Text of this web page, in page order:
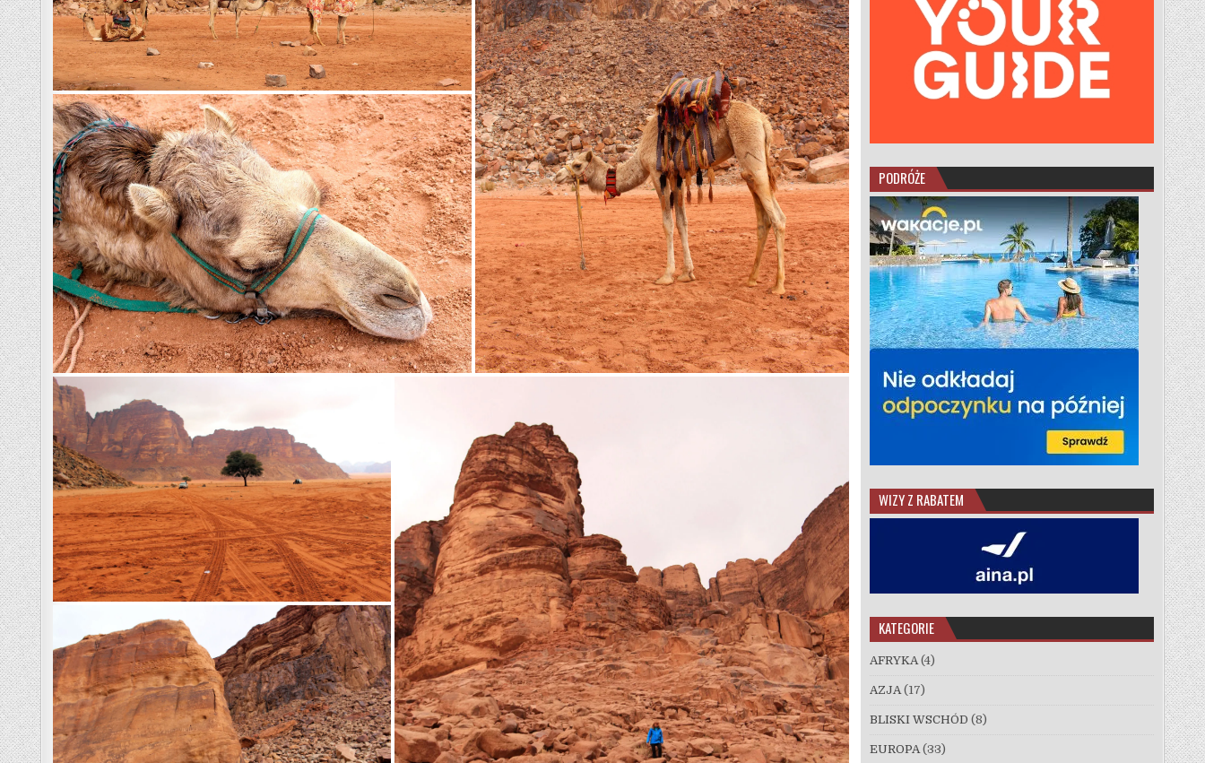
PODRÓŻE
WIZY Z RABATEM
KATEGORIE
AFRYKA (4)
AZJA (17)
BLISKI WSCHÓD (8)
EUROPA (33)